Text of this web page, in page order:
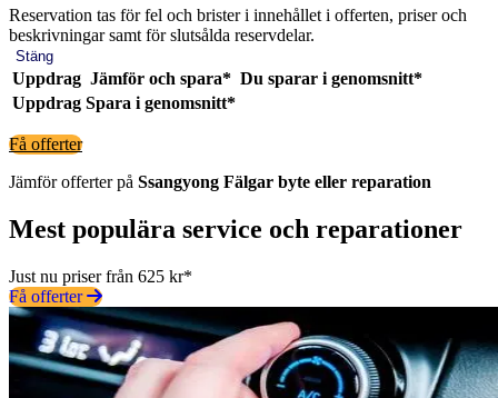
Reservation tas för fel och brister i innehållet i offerten, priser och
beskrivningar samt för slutsålda reservdelar.
Stäng
Uppdrag Jämför och spara* Du sparar i genomsnitt*
Uppdrag Spara i genomsnitt*
Få offerter
Jämför offerter på Ssangyong Fälgar byte eller reparation
Mest populära service och reparationer
Just nu priser från 625 kr*
Få offerter